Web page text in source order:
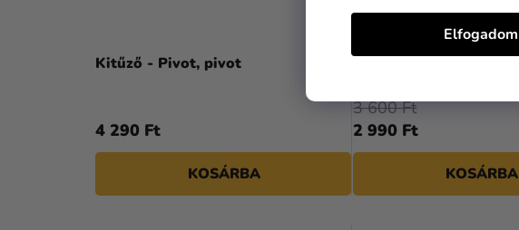
Elfogadom
Kitűző - Pivot, pivot
4 290 Ft
KOSÁRBA
2 990 Ft
3 600 Ft
KOSÁRBA